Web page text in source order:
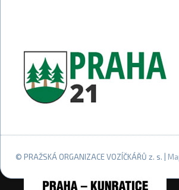
© PRAŽSKÁ ORGANIZACE VOZÍČKÁŘŮ z. s. |